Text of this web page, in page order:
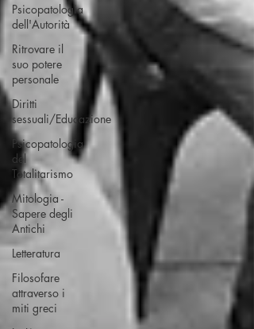
Psicopatologia
dell'Autorità
Ritrovare il
suo potere
personale
Diritti
sessuali/Educazione
Psicopatologia
del
Totalitarismo
Mitologia -
Sapere degli
Antichi
Letteratura
Filosofare
attraverso i
miti greci